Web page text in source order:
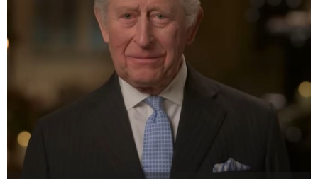
com Harry Styles. O cantor, por sua vez, disse em uma
entrevista de rádio que trocou números de telefone com a
cantora e não negou que sairia com ela se fosse convidado. A
fonte informou que os dois estavam apenas se conhecendo: -
É tudo muito novo e eles estão se divertindo. Eles estão
vendo onde as coisas podem dar.